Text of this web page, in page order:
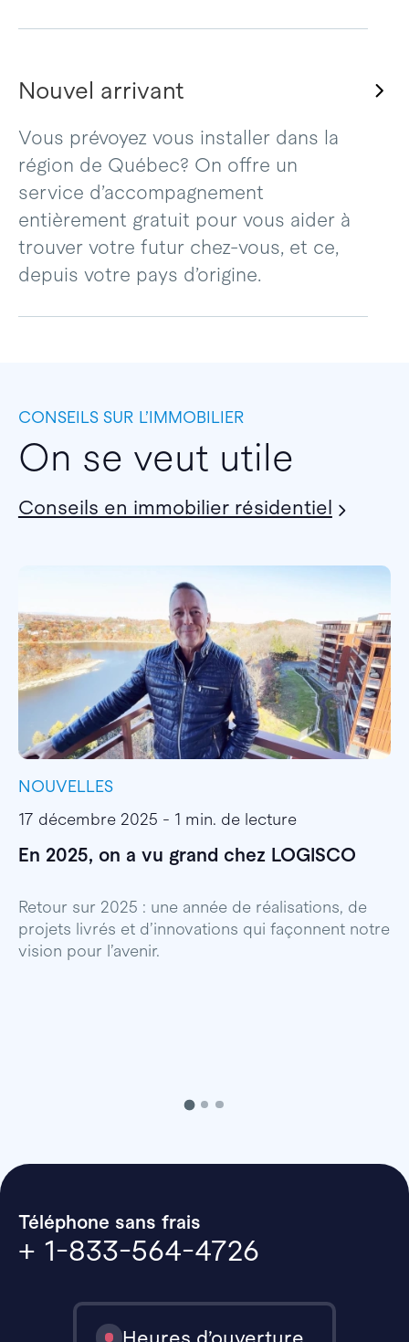
Nouvel arrivant
Vous prévoyez vous installer dans la
région de Québec? On offre un
service d’accompagnement
entièrement gratuit pour vous aider à
trouver votre futur chez-vous, et ce,
depuis votre pays d’origine.
CONSEILS SUR L’IMMOBILIER
On se veut utile
Conseils en immobilier résidentiel
NOUVELLES
17 décembre 2025 - 1 min. de lecture
En 2025, on a vu grand chez LOGISCO
Retour sur 2025 : une année de réalisations, de
projets livrés et d’innovations qui façonnent notre
vision pour l’avenir.
Téléphone sans frais
+ 1-833-564-4726